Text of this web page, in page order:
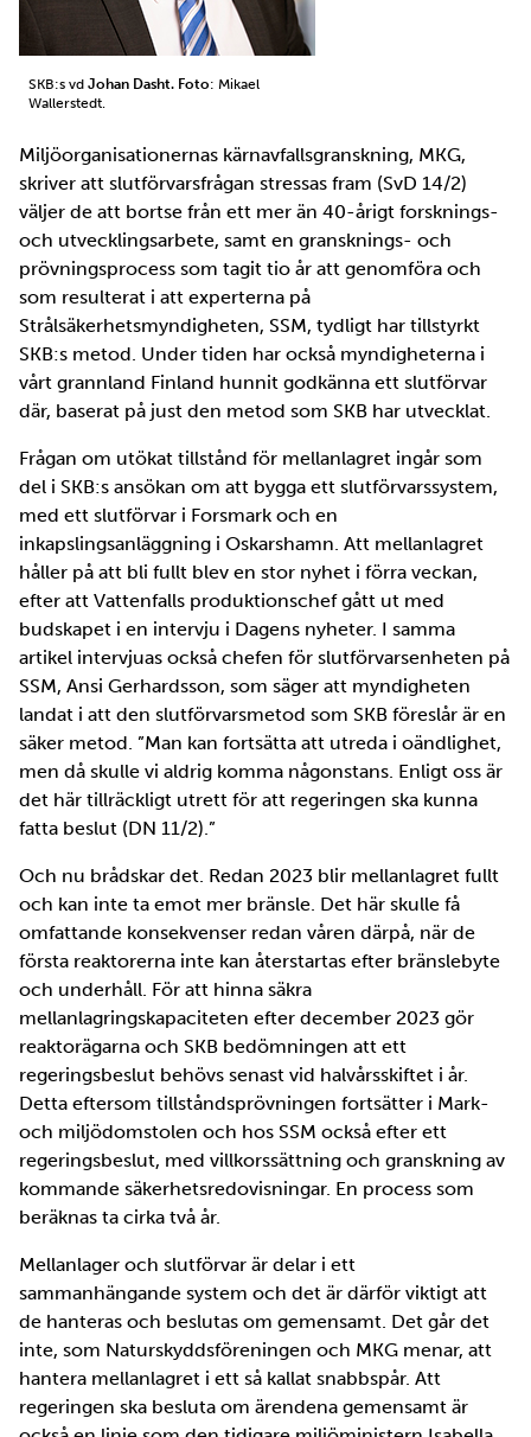
SKB:s vd Johan Dasht. Foto: Mikael
Wallerstedt.
Miljöorganisationernas kärnavfallsgranskning, MKG,
skriver att slutförvarsfrågan stressas fram (SvD 14/2)
väljer de att bortse från ett mer än 40-årigt forsknings-
och utvecklingsarbete, samt en gransknings- och
prövningsprocess som tagit tio år att genomföra och
som resulterat i att experterna på
Strålsäkerhetsmyndigheten, SSM, tydligt har tillstyrkt
SKB:s metod. Under tiden har också myndigheterna i
vårt grannland Finland hunnit godkänna ett slutförvar
där, baserat på just den metod som SKB har utvecklat.
Frågan om utökat tillstånd för mellanlagret ingår som
del i SKB:s ansökan om att bygga ett slutförvarssystem,
med ett slutförvar i Forsmark och en
inkapslingsanläggning i Oskarshamn. Att mellanlagret
håller på att bli fullt blev en stor nyhet i förra veckan,
efter att Vattenfalls produktionschef gått ut med
budskapet i en intervju i Dagens nyheter. I samma
artikel intervjuas också chefen för slutförvarsenheten på
SSM, Ansi Gerhardsson, som säger att myndigheten
landat i att den slutförvarsmetod som SKB föreslår är en
säker metod. ”Man kan fortsätta att utreda i oändlighet,
men då skulle vi aldrig komma någonstans. Enligt oss är
det här tillräckligt utrett för att regeringen ska kunna
fatta beslut (DN 11/2).”
Och nu brådskar det. Redan 2023 blir mellanlagret fullt
och kan inte ta emot mer bränsle. Det här skulle få
omfattande konsekvenser redan våren därpå, när de
första reaktorerna inte kan återstartas efter bränslebyte
och underhåll. För att hinna säkra
mellanlagringskapaciteten efter december 2023 gör
reaktorägarna och SKB bedömningen att ett
regeringsbeslut behövs senast vid halvårsskiftet i år.
Detta eftersom tillståndsprövningen fortsätter i Mark-
och miljödomstolen och hos SSM också efter ett
regeringsbeslut, med villkorssättning och granskning av
kommande säkerhetsredovisningar. En process som
beräknas ta cirka två år.
Mellanlager och slutförvar är delar i ett
sammanhängande system och det är därför viktigt att
de hanteras och beslutas om gemensamt. Det går det
inte, som Naturskyddsföreningen och MKG menar, att
hantera mellanlagret i ett så kallat snabbspår. Att
regeringen ska besluta om ärendena gemensamt är